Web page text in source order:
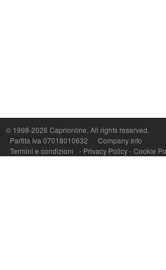
© 1998-2026 Caprionline. All rights reserved.
Partita Iva 07018010632
Company Info
Termini e condizioni
- Privacy Policy-Cookie
P.Iva, C.F. e n.Reg.Imprese Napoli: 07018010632